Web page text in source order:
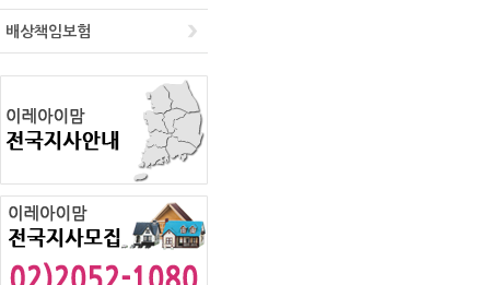
배상책임보험